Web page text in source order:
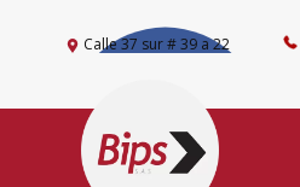
Calle 37 sur # 39 a 22